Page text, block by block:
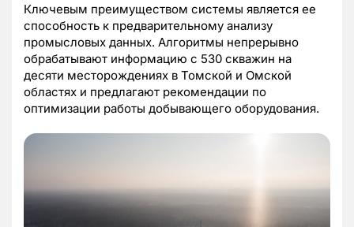
Ключевым преимуществом системы является ее
способность к предварительному анализу
промысловых данных. Алгоритмы непрерывно
обрабатывают информацию с 530 скважин на
десяти месторождениях в Томской и Омской
областях и предлагают рекомендации по
оптимизации работы добывающего оборудования.